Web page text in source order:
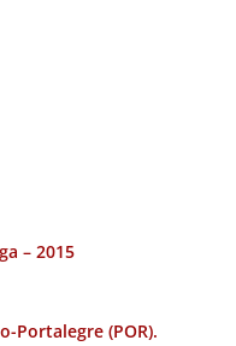
– 2015
Portalegre (POR).